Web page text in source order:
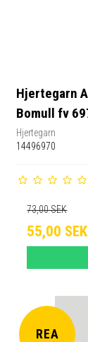
Hjertegarn
Bomull fv
Hjertegarn
14496970
73,00 SEK
55,00 SEK
REA